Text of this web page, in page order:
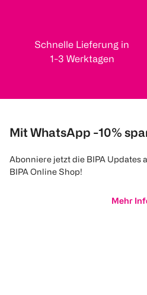
Schnelle Lieferung in
1-3 Werktagen
Mit WhatsApp -10%
Abonniere jetzt die BIPA Updates
BIPA Online Shop!
Mehr